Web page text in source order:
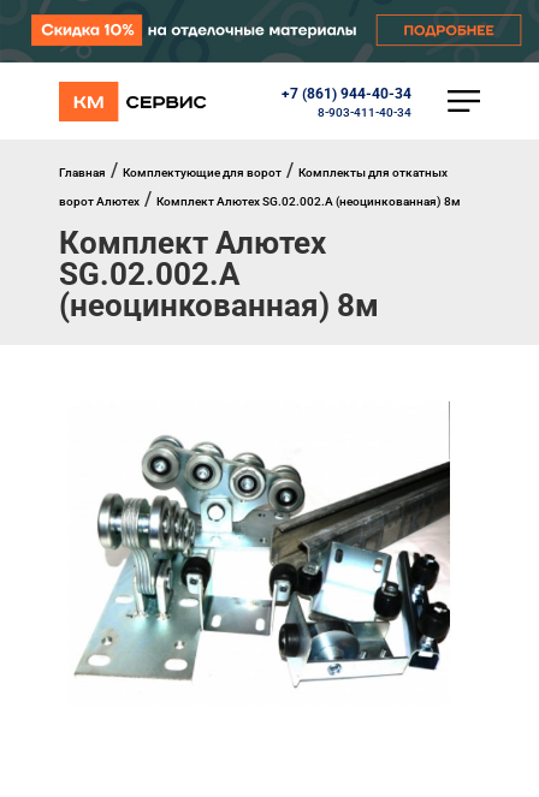
+7 (861) 944-40-34
8-903-411-40-34
КАТАЛОГ
Перегрузочное оборудование
Уличные калитки
Шлагбаумы
Противопожарные ворота
Противопожарные шторы
Примеры работ
Ремонт
Главная / Комплектующие для ворот / Комплекты для откатных
ворот Алютех / Комплект Алютех SG.02.002.A (неоцинкованная) 8м
Комплект Алютех
SG.02.002.A
(неоцинкованная) 8м